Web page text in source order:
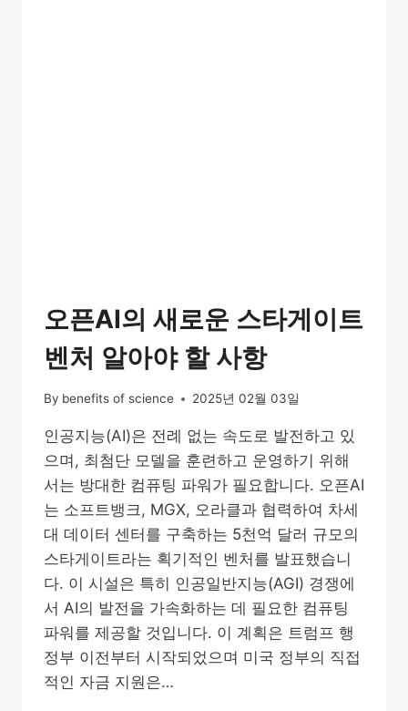
오픈AI의 새로운 스타게이트
벤처 알아야 할 사항
By benefits of science 2025년 02월 03일
인공지능(AI)은 전례 없는 속도로 발전하고 있
으며, 최첨단 모델을 훈련하고 운영하기 위해
서는 방대한 컴퓨팅 파워가 필요합니다. 오픈AI
는 소프트뱅크, MGX, 오라클과 협력하여 차세
대 데이터 센터를 구축하는 5천억 달러 규모의
스타게이트라는 획기적인 벤처를 발표했습니
다. 이 시설은 특히 인공일반지능(AGI) 경쟁에
서 AI의 발전을 가속화하는 데 필요한 컴퓨팅
파워를 제공할 것입니다. 이 계획은 트럼프 행
정부 이전부터 시작되었으며 미국 정부의 직접
적인 자금 지원은…